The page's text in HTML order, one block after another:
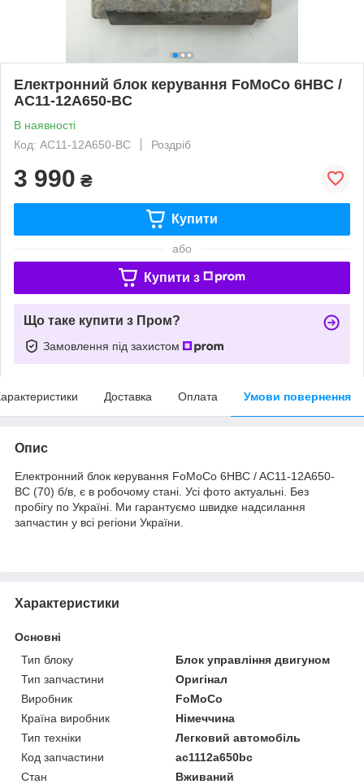
Електронний блок керування FoMoCo 6HBC /
AC11-12A650-BC
В наявності
Код: AC11-12A650-BC
Роздріб
3 990 ₴
Купити
або
Купити з
Що таке купити з Пром?
Замовлення під захистом
Доставка Оплата Умови повернення
Опис
Електронний блок керування FoMoCo 6HBC / AC11-12A650-
BC (70) б/в, є в робочому стані. Усі фото актуальні. Без
пробігу по Україні. Ми гарантуємо швидке надсилання
запчастин у всі регіони України.
Характеристики
Основні
Тип блоку
Блок управління двигуном
Тип запчастини
Оригінал
Виробник
FoMoCo
Країна виробник
Німеччина
Тип техніки
Легковий автомобіль
Код запчастини
ac1112a650bc
Стан
Вживаний